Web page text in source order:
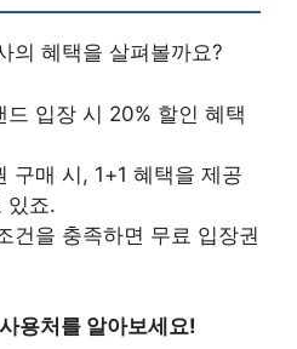
의 혜택을 살펴볼까요?
드 입장 시 20% 할인 혜택
구매 시, 1+1 혜택을 제공
있죠.
건을 충족하면 무료 입장권
용처를 알아보세요!